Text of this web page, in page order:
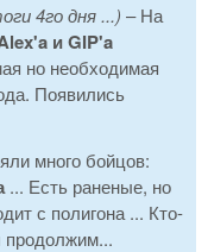
4го дня ...) – На
и GIP'a
но необходимая
Появились
много бойцов:
... Есть раненые, но
с полигона ... Кто-
продолжим...